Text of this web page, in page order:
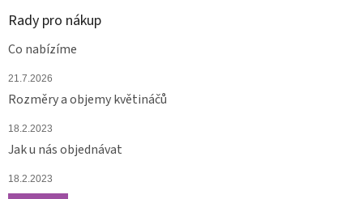
Rady pro nákup
Co nabízíme
21.7.2026
Rozměry a objemy květináčů
18.2.2023
Jak u nás objednávat
18.2.2023